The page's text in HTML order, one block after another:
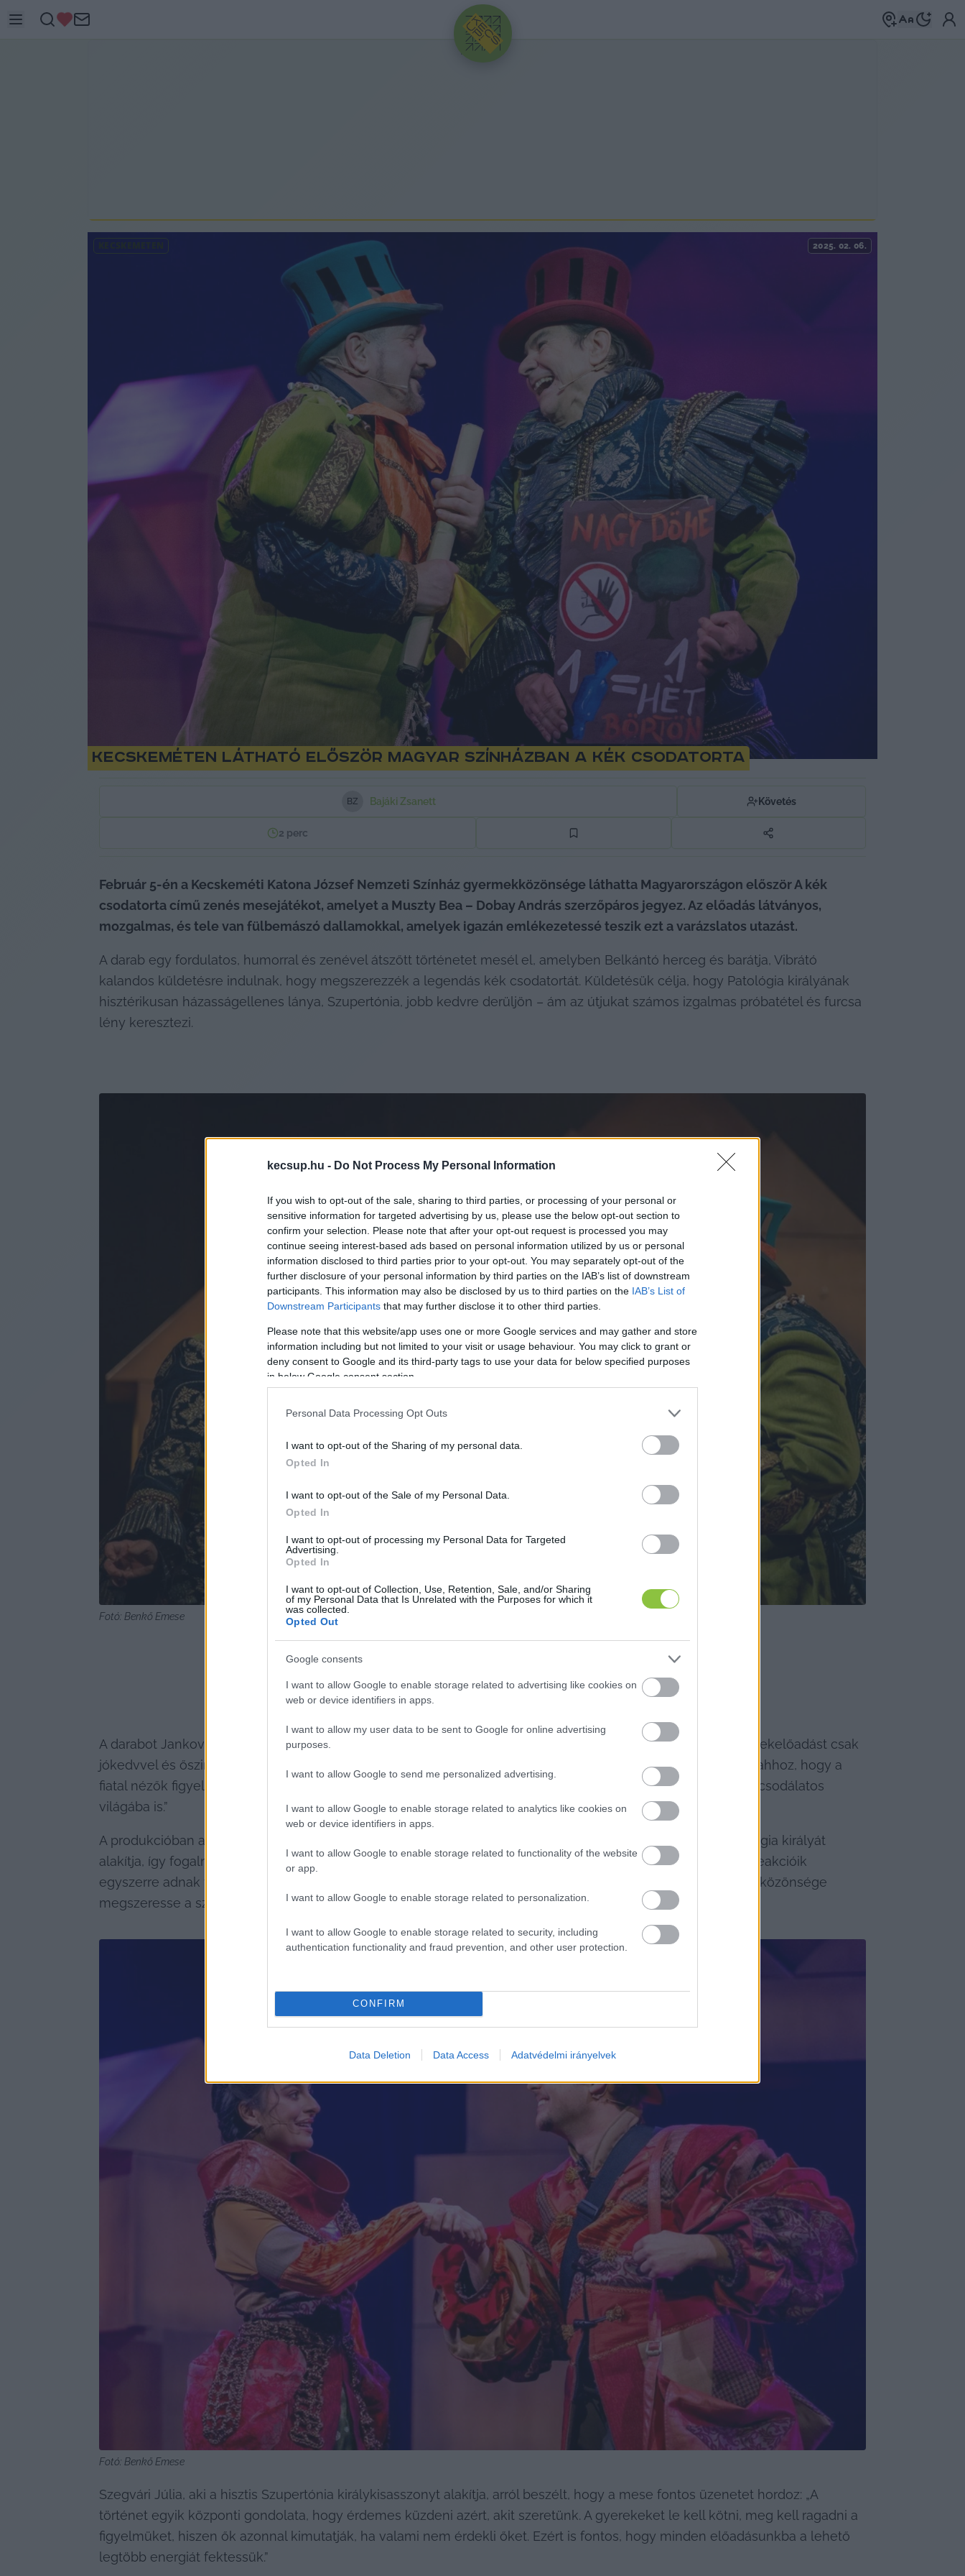
kecsup.hu - Do Not Process My Personal Information
If you wish to opt-out of the sale, sharing to third parties, or processing of your personal or
sensitive information for targeted advertising by us, please use the below opt-out section to
confirm your selection. Please note that after your opt-out request is processed you may
continue seeing interest-based ads based on personal information utilized by us or personal
information disclosed to third parties prior to your opt-out. You may separately opt-out of the
further disclosure of your personal information by third parties on the IAB’s list of downstream
participants. This information may also be disclosed by us to third parties on the IAB’s List of
Downstream Participants that may further disclose it to other third parties.
Please note that this website/app uses one or more Google services and may gather and store
information including but not limited to your visit or usage behaviour. You may click to grant or
deny consent to Google and its third-party tags to use your data for below specified purposes
in below Google consent section.
Personal Data Processing Opt Outs
I want to opt-out of the Sharing of my personal data.
Opted In
I want to opt-out of the Sale of my Personal Data.
Opted In
I want to opt-out of processing my Personal Data for Targeted
Advertising.
Opted In
I want to opt-out of Collection, Use, Retention, Sale, and/or Sharing
of my Personal Data that Is Unrelated with the Purposes for which it
was collected.
Opted Out
Google consents
I want to allow Google to enable storage related to advertising like cookies on
web or device identifiers in apps.
I want to allow my user data to be sent to Google for online advertising
purposes.
I want to allow Google to send me personalized advertising.
I want to allow Google to enable storage related to analytics like cookies on
web or device identifiers in apps.
I want to allow Google to enable storage related to functionality of the website
or app.
I want to allow Google to enable storage related to personalization.
I want to allow Google to enable storage related to security, including
authentication functionality and fraud prevention, and other user protection.
CONFIRM
Data Deletion Data Access Adatvédelmi irányelvek
HIRDETÉS
2025. 02. 06.
Kecskeméten látható először magyar színházban A kék csodatorta
BZ Bajáki Zsanett Követés
2 perc
Február 5-én a Kecskeméti Katona József Nemzeti Színház gyermekközönsége láthatta Magyarországon először A kék
csodatorta című zenés mesejátékot, amelyet a Muszty Bea – Dobay András szerzőpáros jegyez. Az előadás látványos,
mozgalmas, és tele van fülbemászó dallamokkal, amelyek igazán emlékezetessé teszik ezt a varázslatos utazást.
A darab egy fordulatos, humorral és zenével átszőtt történetet mesél el, amelyben Belkántó herceg és barátja, Vibrátó
kalandos küldetésre indulnak, hogy megszerezzék a legendás kék csodatortát. Küldetésük célja, hogy Patológia királyának
hisztérikusan házasságellenes lánya, Szupertónia, jobb kedvre derüljön – ám az útjukat számos izgalmas próbatétel és furcsa
lény keresztezi.
Fotó: Benkő Emese
A darabot Jankovics Anna rendezésében állították színpadra, aki a mesés történet kapcsán kiemelte: „Gyermekelőadást csak
jókedvvel és őszinte lelkesedéssel lehet készíteni. A mese varázsa és a lendületes tempó nélkülözhetetlen ahhoz, hogy a
fiatal nézők figyelmét fenntartsuk. A kék csodatorta nemcsak szórakoztat, hanem egyben bevezet a színház csodálatos
világába is.”
A produkcióban a Kecskeméti Nemzeti Színház számos kiváló színművésze szerepel. Sirkó László, aki Patológia királyát
alakítja, így fogalmazott: „A gyermekek számára játszani mindig különleges kihívás. Az őszinte és közvetlen reakcióik
egyszerre adnak felelősséget és örömet. Bízunk benne, hogy ez az előadás is hozzájárul ahhoz, hogy a jövő közönsége
megszeresse a színház világát.”
Fotó: Benkő Emese
Szegvári Júlia, aki a hisztis Szupertónia királykisasszonyt alakítja, arról beszélt, hogy a mese fontos üzenetet hordoz: „A
történet egyik központi gondolata, hogy érdemes küzdeni azért, akit szeretünk. A gyerekeket le kell kötni, meg kell ragadni a
figyelmüket, hiszen ők azonnal kimutatják, ha valami nem érdekli őket. Ezért is fontos, hogy minden előadásunkba a lehető
legtöbb energiát fektessük.”